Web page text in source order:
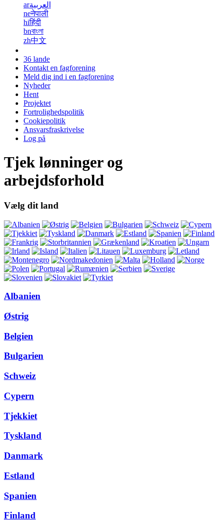
arالعربية
neनेपाली
hiहिंदी
bnবাংলা
zh中文
36 lande
Kontakt en fagforening
Meld dig ind i en fagforening
Nyheder
Hent
Projektet
Fortrolighedspolitik
Cookiepolitik
Ansvarsfraskrivelse
Log på
Tjek lønninger og
arbejdsforhold
Vælg dit land
Albanien
Østrig
Belgien
Bulgarien
Schweiz
Cypern
Tjekkiet
Tyskland
Danmark
Estland
Spanien
Finland